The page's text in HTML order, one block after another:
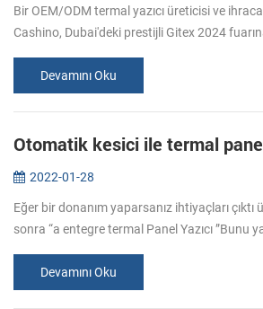
Bir OEM/ODM termal yazıcı üreticisi ve
Cashino, Dubai'deki prestijli Gitex 2024 fuarına
olarak, tüm...
Devamını Oku
Otomatik kesici ile termal
2022-01-28
Eğer bir donanım yaparsanız ihtiyaçları çıktı
sonra “a entegre termal Panel Yazıcı ”Bunu
Devamını Oku